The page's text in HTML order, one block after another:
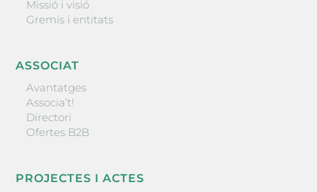
Missió i visió
Gremis i entitats
ASSOCIAT
Avantatges
Associa’t!
Directori
Ofertes B2B
PROJECTES I ACTES